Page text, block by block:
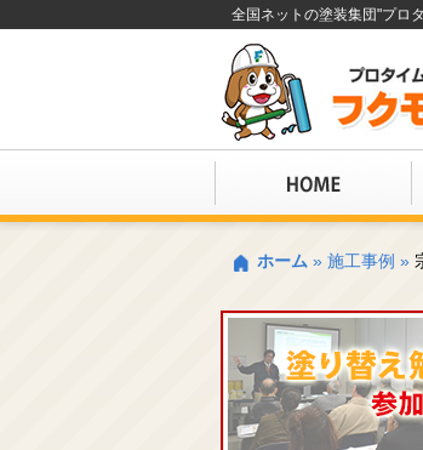
全国ネットの塗装集団"プロ
ホーム » 施工事例 »